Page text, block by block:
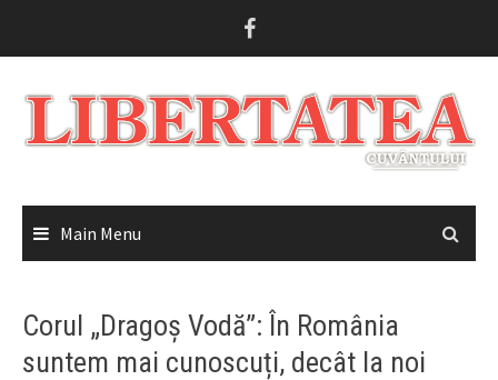
Main Menu
Corul „Dragoș Vodă”: În România
suntem mai cunoscuți, decât la noi